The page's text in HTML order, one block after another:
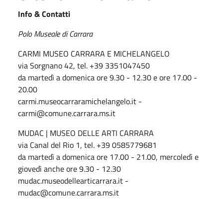
Info & Contatti
Polo Museale di Carrara
CARMI MUSEO CARRARA E MICHELANGELO
via Sorgnano 42, tel. +39 3351047450
da martedì a domenica ore 9.30 - 12.30 e ore 17.00 -
20.00
carmi.museocarraramichelangelo.it -
carmi@comune.carrara.ms.it
MUDAC | MUSEO DELLE ARTI CARRARA
via Canal del Rio 1, tel. +39 0585779681
da martedì a domenica ore 17.00 - 21.00, mercoledì e
giovedì anche ore 9.30 - 12.30
mudac.museodellearticarrara.it -
mudac@comune.carrara.ms.it